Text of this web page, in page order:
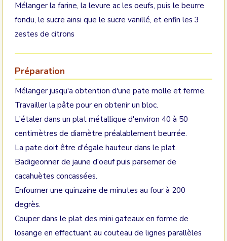
Mélanger la farine, la levure ac les oeufs, puis le beurre
fondu, le sucre ainsi que le sucre vanillé, et enfin les 3
zestes de citrons
Préparation
Mélanger jusqu'a obtention d'une pate molle et ferme.
Travailler la pâte pour en obtenir un bloc.
L'étaler dans un plat métallique d'environ 40 à 50
centimètres de diamètre préalablement beurrée.
La pate doit être d'égale hauteur dans le plat.
Badigeonner de jaune d'oeuf puis parsemer de
cacahuètes concassées.
Enfourner une quinzaine de minutes au four à 200
degrès.
Couper dans le plat des mini gateaux en forme de
losange en effectuant au couteau de lignes parallèles